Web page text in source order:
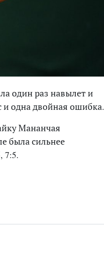
один раз навылет и
одна двойная ошибка.
Мананчая
была сильнее
7:5.